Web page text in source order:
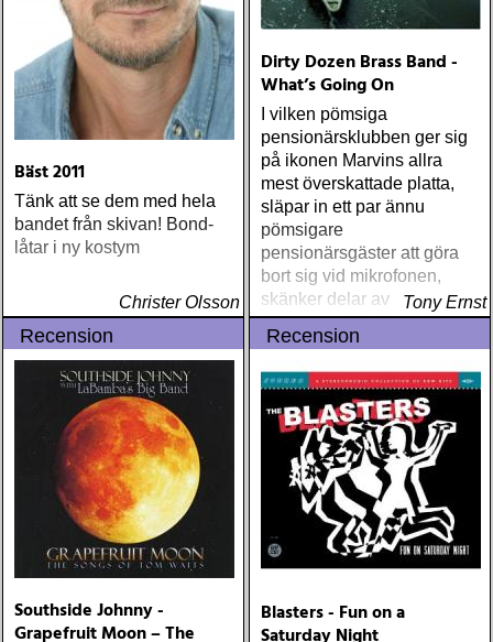
Bäst 2011
Tänk att se dem med hela
bandet från skivan! Bond-
låtar i ny kostym
Christer Olsson
Dirty Dozen Brass Band -
What’s Going On
I vilken pömsiga
pensionärsklubben ger sig
på ikonen Marvins allra
mest överskattade platta,
släpar in ett par ännu
pömsigare
pensionärsgäster att göra
bort sig vid mikrofonen,
skänker delar av intäkterna
till stormen Katrinas offer,
meddelar att de spelar på
instrument av märket
Jupiter samt faktiskt, då och
då, också hittar en jazznerv
som leder till viss försoning
och värdighet
Tony Ernst
Recension
Southside Johnny -
Grapefruit Moon – The
Recension
Blasters - Fun on a